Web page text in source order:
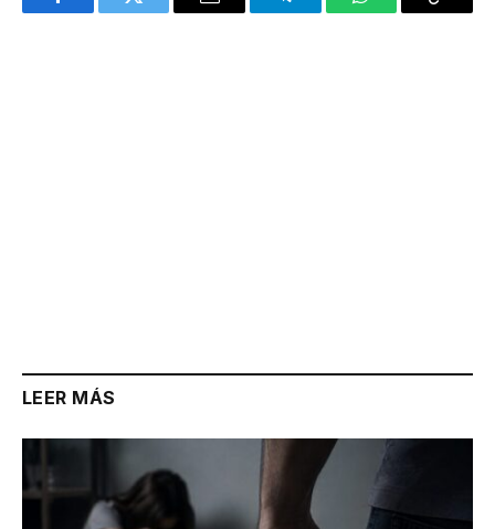
FacebookTwitter Email TelegramWhatsAppCopy
LEER MÁS